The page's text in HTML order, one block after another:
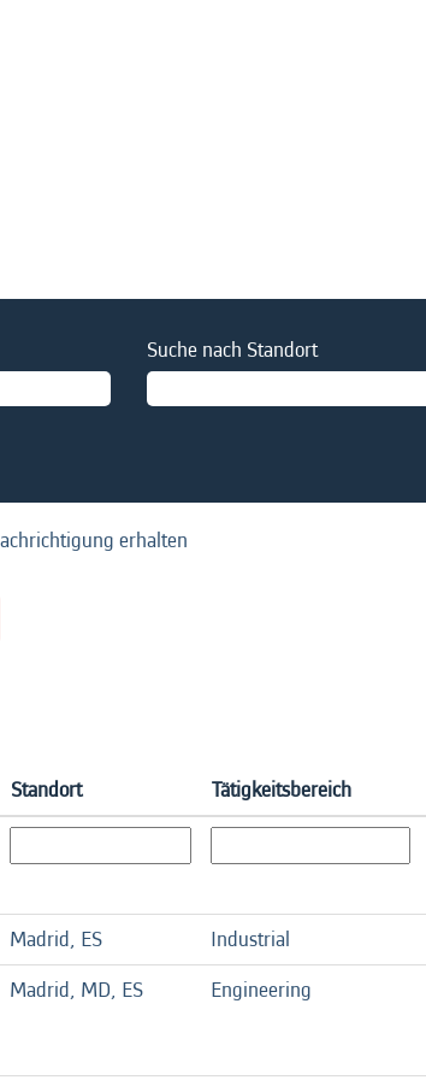
Suche nach Standort
erhalten
Standort Tätigkeitsbereich
Madrid, ES Industrial
Madrid, MD, ES Engineering